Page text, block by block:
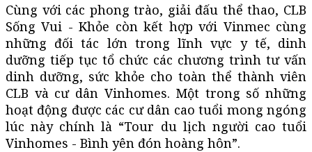
Cùng với các phong trào, giải đấu thể thao, CLB
Sống Vui - Khỏe còn kết hợp với Vinmec cùng
những đối tác lớn trong lĩnh vực y tế, dinh
dưỡng tiếp tục tổ chức các chương trình tư vấn
dinh dưỡng, sức khỏe cho toàn thể thành viên
CLB và cư dân Vinhomes. Một trong số những
hoạt động được các cư dân cao tuổi mong ngóng
lúc này chính là “Tour du lịch người cao tuổi
Vinhomes - Bình yên đón hoàng hôn”.